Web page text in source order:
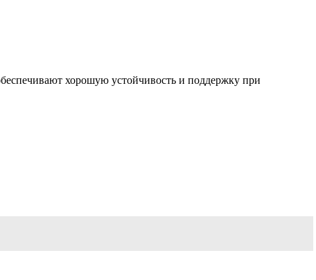
хорошую устойчивость и поддержку при